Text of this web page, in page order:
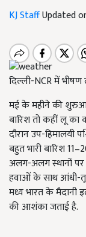
KJ StaffUpdated
दिल्ली-NCR में
मई के महीने की
बारिश तो कहीं लू
दौरान उप-हिमालयी
बहुत भारी बारिश
अलग-अलग स्थानों पर
हवाओं के साथ आंधी-
मध्य भारत के मैदानी
की आशंका जताई है.